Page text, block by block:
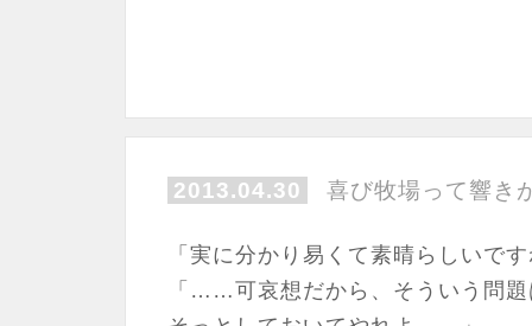
2013.04.30 喜び牧場って響き
「実に分かり易くて素晴らしいで
「……可哀想だから、そういう問